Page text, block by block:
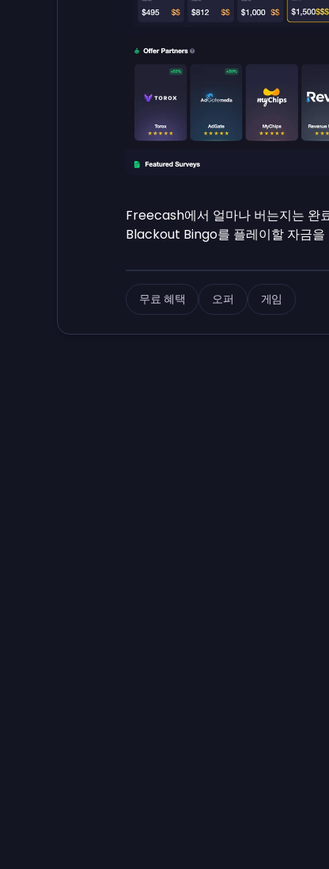
Freecash에서 얼마나 버는지는 완
Blackout Bingo를 플레이할 자금을
무료 혜택 오퍼 게임